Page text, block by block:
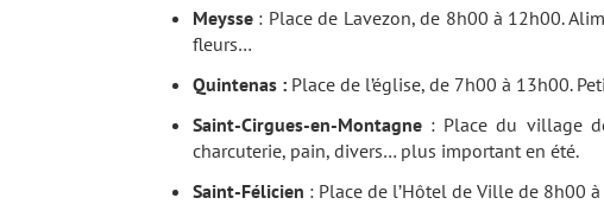
Meysse : Place de Lavezon, de 8h00 à 12h00.
fleurs…
Quintenas : Place de l’église, de 7h00 à 13h00.
Saint-Cirgues-en-Montagne : Place du village
charcuterie, pain, divers… plus important en été.
Saint-Félicien : Place de l’Hôtel de Ville de 8h00